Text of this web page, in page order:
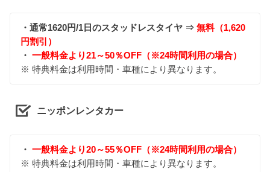
・通常1620円/1日のスタッドレスタイヤ ⇒無料（1,620
円割引）
・一般料金より21～50％OFF（※24時間利用の場合）
※ 特典料金は利用時間・車種により異なります。
ニッポンレンタカー
・一般料金より20～55％OFF（※24時間利用の場合）
※ 特典料金は利用時間・車種により異なります。